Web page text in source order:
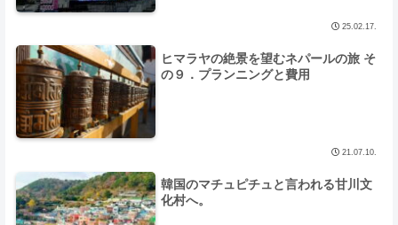
25.02.17.
ヒマラヤの絶景を望むネパールの旅 そ
の９．プランニングと費用
21.07.10.
韓国のマチュピチュと言われる甘川文
化村へ。